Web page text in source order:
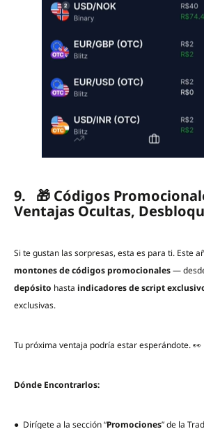
9. 🎁 Códigos
Ventajas Ocultas,
Si te gustan las sorpresas, esta es para ti. Este
montones de códigos promocionales—
depósito hasta indicadores de script
exclusivas.
Tu próxima ventaja podría estar esperándote. 👀
Dónde Encontrarlos:
● Dirígete a la sección “Promociones” de la